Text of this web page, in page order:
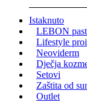
Istaknuto
LEBON
Lifestyle
Neoviderm
Dječja
Setovi
Zaštita od
Outlet